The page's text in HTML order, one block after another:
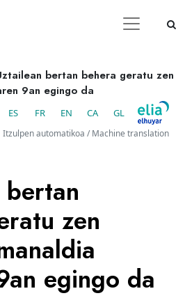
bertan behera geratu zen
9an egingo da
ES FR EN CA GL
Itzulpen automatikoa / Machine translation
bertan
zen
egingo da